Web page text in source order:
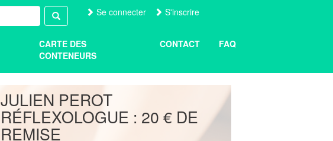
Se connecter S'inscrire
CARTE DES
CONTENEURS
CONTACT FAQ
JULIEN PEROT
RÉFLEXOLOGUE : 20 € DE
REMISE